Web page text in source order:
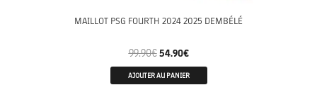
MAILLOT PSG FOURTH 2024 2025 DEMBÉLÉ
99.90€ 54.90€
AJOUTER AU PANIER